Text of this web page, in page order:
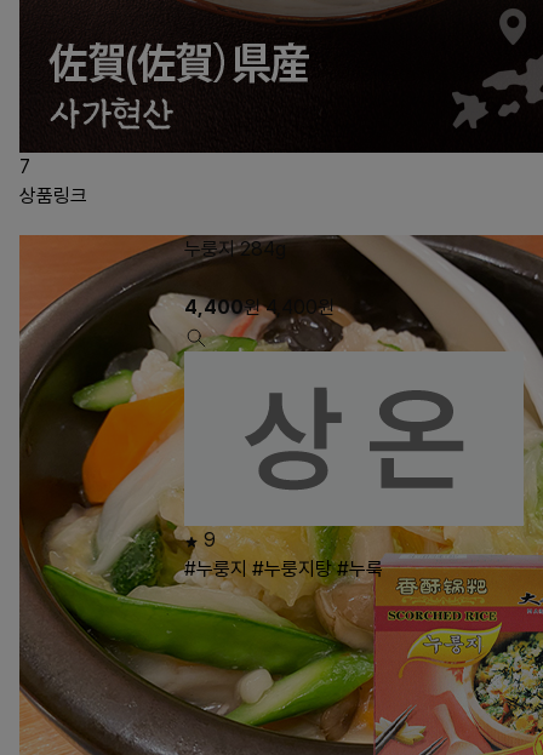
7
상품링크
누룽지 284g
4,400원 4,400원
9
#누룽지 #누룽지탕 #누룩